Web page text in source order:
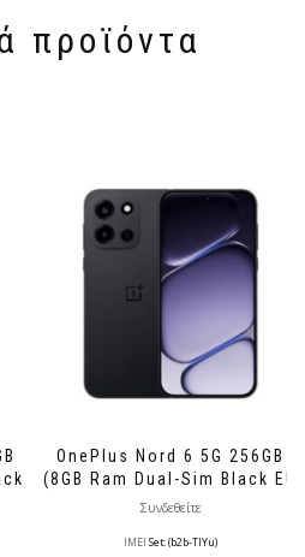
προϊόντα
OnePlus Nord 6 5G 256GB
(8GB Ram Dual-Sim Black EU
Συνδεθείτε
IMEI Set: (b2b-TlYu)